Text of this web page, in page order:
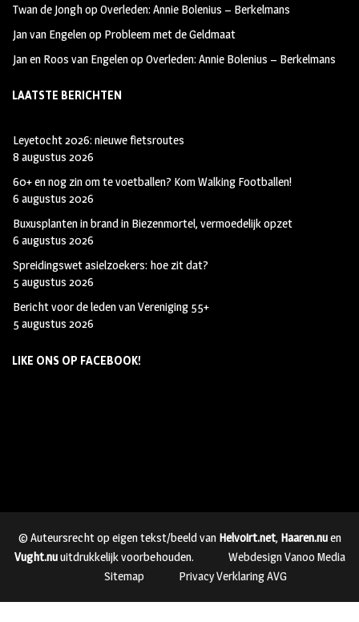
Twan de JonghopOverleden: Annie Bolenius – Berkelmans
Jan van Engelenop Probleem met de Geldmaat
Jan en Roos van EngelenopOverleden: Annie Bolenius – Berkelmans
LAATSTE BERICHTEN
Leyetocht 2026: nieuwe fietsroutes
8 augustus 2026
60+ en nog zin om te voetballen? Kom Walking Footballen!
6 augustus 2026
Buxusplanten in brand in Biezenmortel, vermoedelijk opzet
6 augustus 2026
Spreidingswet asielzoekers: hoe zit dat?
5 augustus 2026
Bericht voor de leden van Vereniging 55+
5 augustus 2026
LIKE ONS OP FACEBOOK!
© Auteursrecht op eigen tekst/beeld van Helvoirt.net, Haaren.nuen
Vught.nuuitdrukkelijk voorbehouden.
Webdesign Vanoo Media
Sitemap
Privacy Verklaring AVG